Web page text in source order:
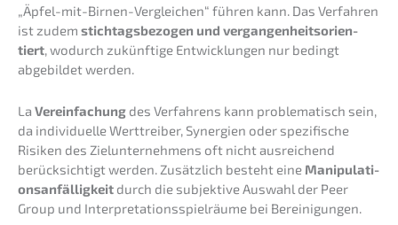
„Äpfel-mit-Birnen-Verglei­chen“ führen kann. Das Verfah­ren
ist zudem stich­tags­be­zo­gen und vergan­gen­heits­ori­en­
tiert, wodurch zukünf­ti­ge Entwick­lun­gen nur bedingt
abgebil­det werden.
La Verein­fa­chung des Verfah­rens kann proble­ma­tisch sein,
da indivi­du­el­le Werttrei­ber, Syner­gien oder spezi­fi­sche
Risiken des Zielun­ter­neh­mens oft nicht ausrei­chend
berück­sich­tigt werden. Zusätz­lich besteht eine Manipu­la­ti­
ons­an­fäl­lig­keit durch die subjek­ti­ve Auswahl der Peer
Group und Inter­pre­ta­ti­ons­spiel­räu­me bei Bereinigungen.